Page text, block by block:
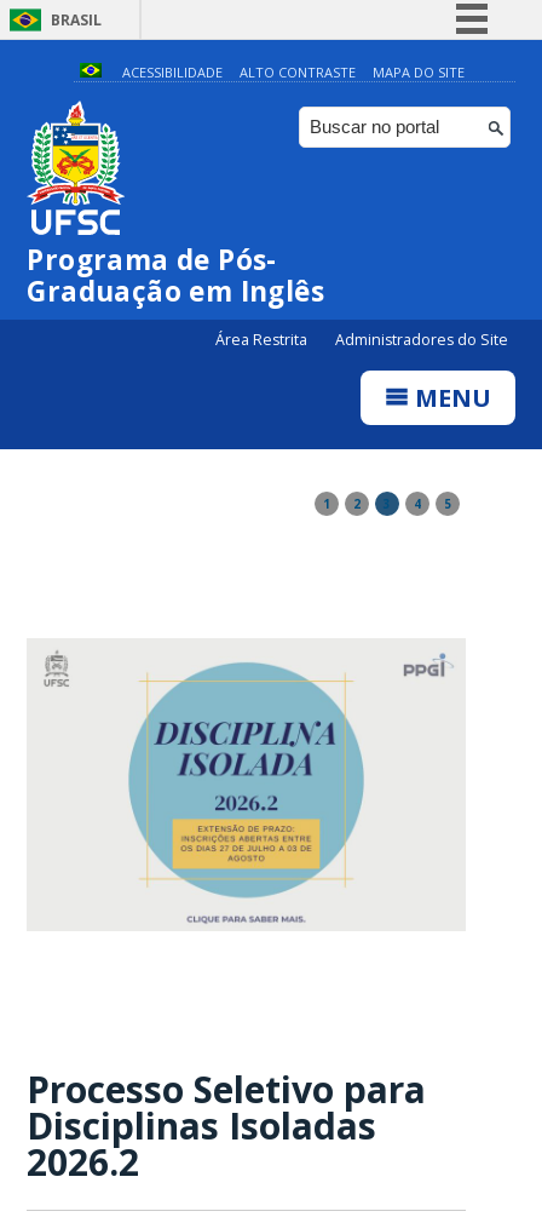
BRASIL
Simplifique!
Comunica BR
Participe
ACESSIBILIDADE ALTO CONTRASTE MAPA DO SITE
Programa de Pós-
Graduação em Inglês
Área Restrita Administradores do Site
MENU
1 2 3 4 5
Processo Seletivo para
Disciplinas Isoladas
2026.2